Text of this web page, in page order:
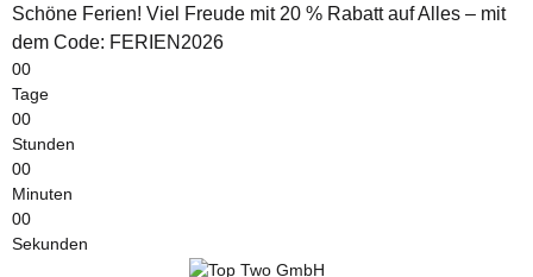
Schöne Ferien! Viel Freude mit 20 % Rabatt auf Alles – mit
dem Code: FERIEN2026
00
Tage
00
Stunden
00
Minuten
00
Sekunden